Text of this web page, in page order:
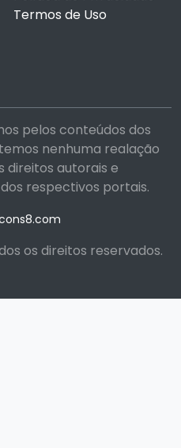
Termos de Uso
pelos conteúdos dos
nenhuma realação
direitos autorais e
respectivos portais.
os direitos reservados.